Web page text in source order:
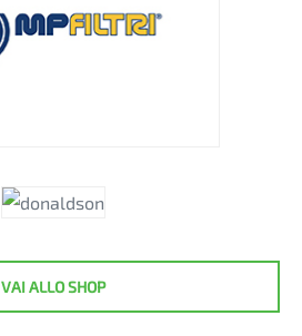
VAI ALLO SHOP